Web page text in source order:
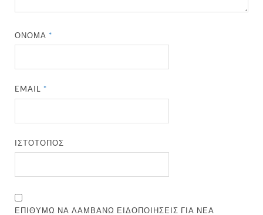
ΌΝΟΜΑ*
EMAIL*
ΙΣΤΌΤΟΠΟΣ
ΕΠΙΘΥΜΏ ΝΑ ΛΑΜΒΆΝΩ ΕΙΔΟΠΟΙΉΣΕΙΣ ΓΙΑ ΝΈΑ